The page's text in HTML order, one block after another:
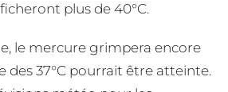
plus de 40°C.
le mercure grimpera encore
des 37°C pourrait être atteinte.